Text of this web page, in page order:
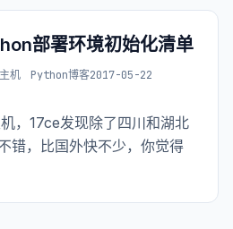
部署环境初始化清单
机 Python博客2017-05-22
，17ce发现除了四川和湖北
错，比国外快不少，你觉得